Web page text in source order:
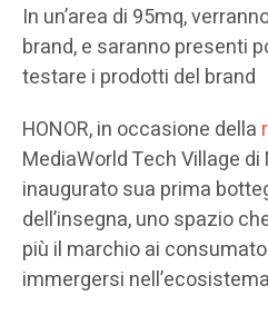
In un’area di 95mq,
brand, e saranno presenti
testare i prodotti del brand
HONOR, in occasione della
MediaWorld Tech Village
inaugurato sua prima
dell’insegna, uno spazio
più il marchio ai
immergersi